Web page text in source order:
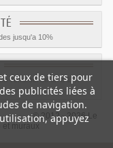
jusqu'a 10%
vendredi de 8h à 17h
© 2012 - 2026 Le
muraux
ceux de tiers pour
publicités liées à
de navigation.
appuyez